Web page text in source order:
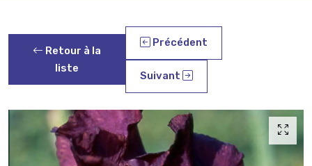
Retour à la
liste
Précédent
Suivant